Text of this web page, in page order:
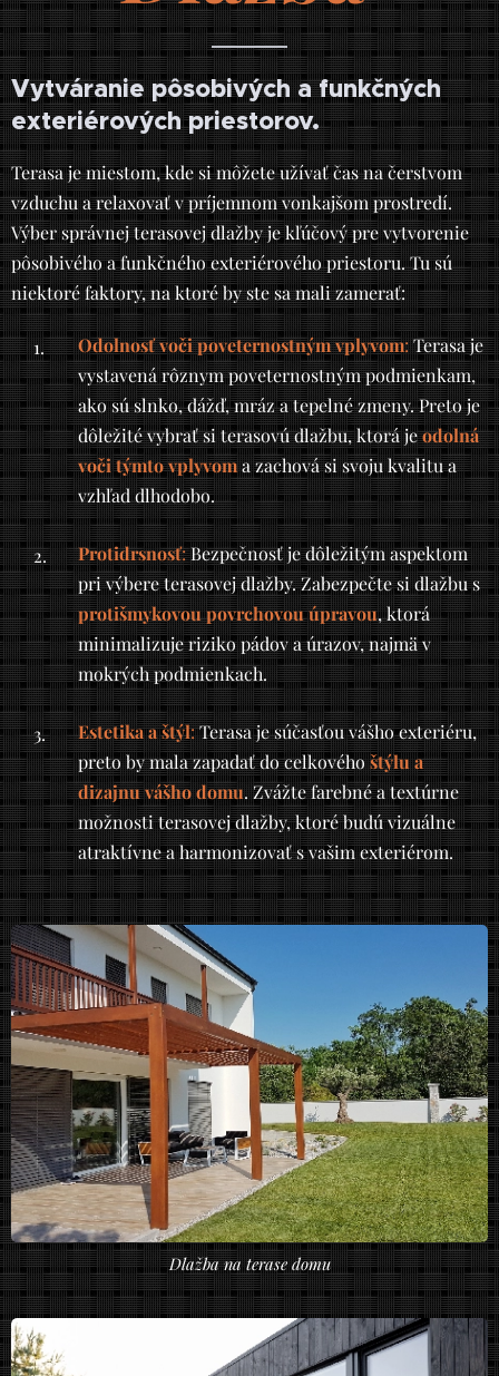
Vytváranie pôsobivých a funkčných
exteriérových priestorov.
Terasa je miestom, kde si môžete užívať čas na čerstvom
vzduchu a relaxovať v príjemnom vonkajšom prostredí.
Výber správnej terasovej dlažby je kľúčový pre vytvorenie
pôsobivého a funkčného exteriérového priestoru. Tu sú
niektoré faktory, na ktoré by ste sa mali zamerať:
Odolnosť voči poveternostným vplyvom: Terasa je
vystavená rôznym poveternostným podmienkam,
ako sú slnko, dážď, mráz a tepelné zmeny. Preto je
dôležité vybrať si terasovú dlažbu, ktorá jeodolná
voči týmto vplyvoma zachová si svoju kvalitu a
vzhľad dlhodobo.
Protidrsnosť:Bezpečnosť je dôležitým aspektom
pri výbere terasovej dlažby. Zabezpečte si dlažbu s
protišmykovou povrchovou úpravou, ktorá
minimalizuje riziko pádov a úrazov, najmä v
mokrých podmienkach.
Estetika a štýl:Terasa je súčasťou vášho exteriéru,
preto by mala zapadať do celkového štýlu a
dizajnu vášho domu. Zvážte farebné a textúrne
možnosti terasovej dlažby, ktoré budú vizuálne
atraktívne a harmonizovať s vašim exteriérom.
Dlažba na terase domu